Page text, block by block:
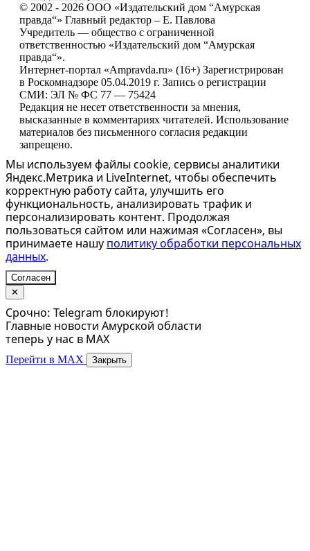
© 2002 - 2026 ООО «Издательский дом “Амурская
правда“» Главный редактор – Е. Павлова
Учредитель — общество с ограниченной
ответственностью «Издательский дом “Амурская
правда“».
Интернет-портал «Ampravda.ru» (16+) Зарегистрирован
в Роскомнадзоре 05.04.2019 г. Запись о регистрации
СМИ: ЭЛ № ФС 77 — 75424
Редакция не несет ответственности за мнения,
высказанные в комментариях читателей. Использование
материалов без письменного согласия редакции
запрещено.
Мы используем файлы cookie, сервисы аналитики
Яндекс.Метрика и LiveInternet, чтобы обеспечить
корректную работу сайта, улучшить его
функциональность, анализировать трафик и
персонализировать контент. Продолжая
пользоваться сайтом или нажимая «Согласен», вы
принимаете нашу политику обработки персональных
данных.
Согласен
✕
Срочно: Telegram блокируют!
Главные новости Амурской области
теперь у нас в MAX
Перейти в MAX Закрыть